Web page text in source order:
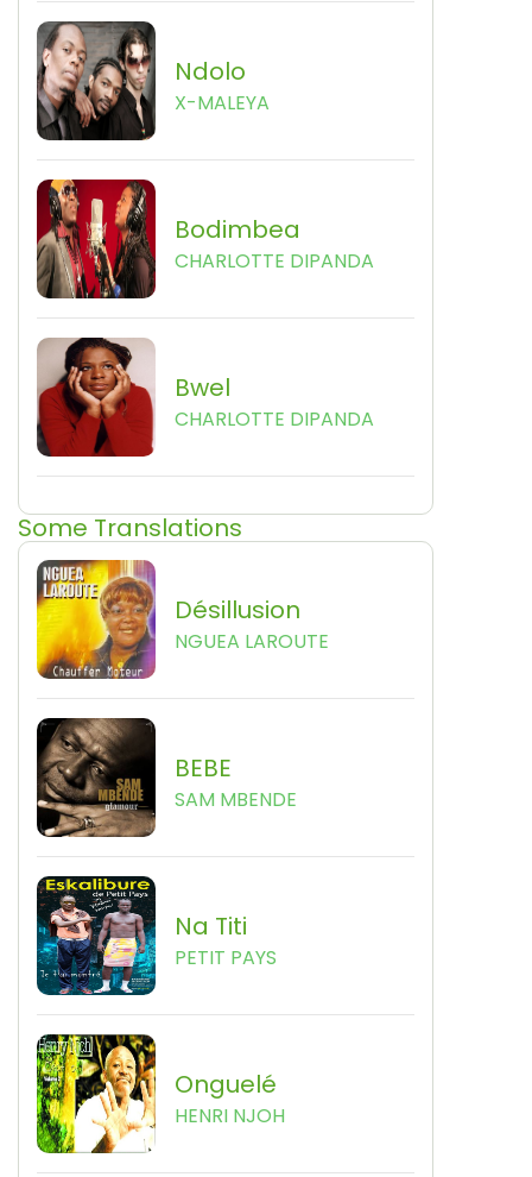
Ndolo
X-MALEYA
Bodimbea
CHARLOTTE DIPANDA
Bwel
CHARLOTTE DIPANDA
Some Translations
Désillusion
NGUEA LAROUTE
BEBE
SAM MBENDE
Na Titi
PETIT PAYS
Onguelé
HENRI NJOH